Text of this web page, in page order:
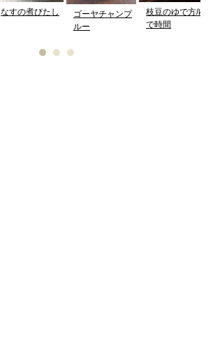
なすの煮びたし
ゴーヤチャンプ
ルー
枝豆のゆで方/ゆ
で時間